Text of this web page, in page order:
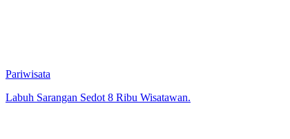
Pariwisata
Labuh Sarangan Sedot 8 Ribu Wisatawan.